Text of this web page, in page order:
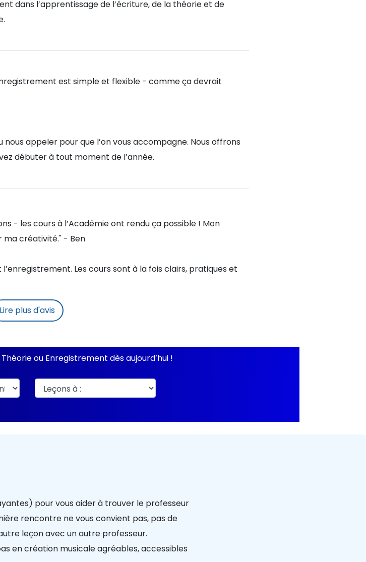
dans l’apprentissage de l’écriture, de la théorie et de
est simple et flexible - comme ça devrait
appeler pour que l’on vous accompagne. Nous offrons
débuter à tout moment de l’année.
- les cours à l’Académie ont rendu ça possible ! Mon
créativité." - Ben
Les cours sont à la fois clairs, pratiques et
Lire plus d'avis
ou Enregistrement dès aujourd’hui !
pour vous aider à trouver le professeur
rencontre ne vous convient pas, pas de
leçon avec un autre professeur.
en création musicale agréables, accessibles